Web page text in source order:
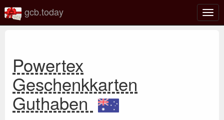
gcb.today
Powertex
Geschenkkarten
Guthaben